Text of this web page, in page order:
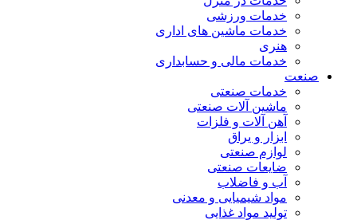
خدمات ورزشی
خدمات ماشین های اداری
هنری
خدمات مالی و حسابداری
صنعت
خدمات صنعتی
ماشین آلات صنعتی
آهن آلات و فلزات
ابزار و یراق
لوازم صنعتی
ضایعات صنعتی
آب و فاضلاب
مواد شیمیایی و معدنی
تولید مواد غذایی